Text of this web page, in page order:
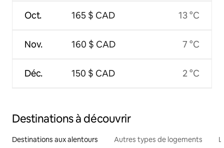
Oct.
Nov.
Déc.
165 $ CAD
160 $ CAD
150 $ CAD
13 °C
7 °C
2 °C
Destinations à découvrir
Destinations aux alentours Autres types de logements